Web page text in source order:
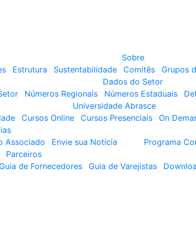
Sobre
Estrutura Sustentabilidade Comitês Grupos
Dados do Setor
Números Regionais Números Estaduais
Universidade Abrasce
Cursos Online Cursos Presenciais On
Associado Envie sua Notícia
Programa
Parceiros
Guia de Fornecedores Guia de Varejistas